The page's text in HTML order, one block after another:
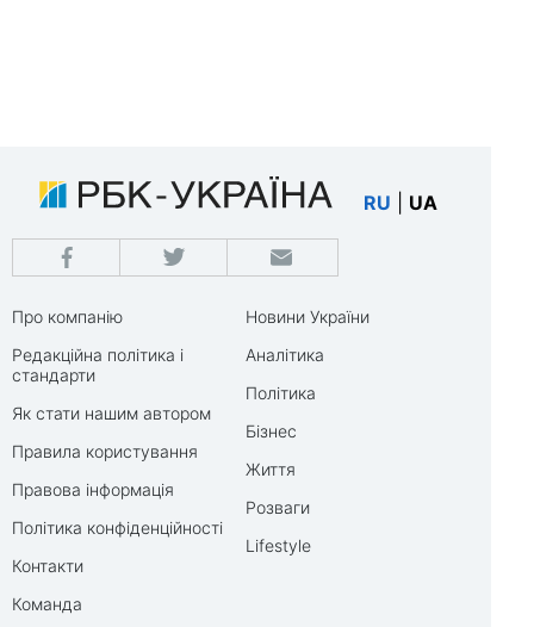
RU UA
Про компанію
Редакційна політика і
стандарти
Як стати нашим автором
Правила користування
Правова інформація
Політика конфіденційності
Контакти
Команда
Новини України
Аналітика
Політика
Бізнес
Життя
Розваги
Lifestyle